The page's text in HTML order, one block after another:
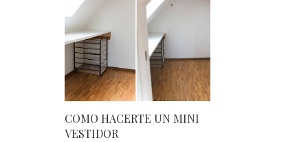
COMO HACERTE UN MINI
VESTIDOR